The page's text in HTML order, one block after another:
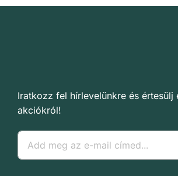
Iratkozz fel hírlevelünkre és értesülj
akciókról!